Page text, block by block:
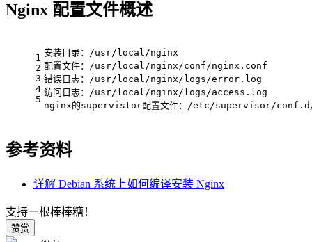
Nginx 配置文件概述
1
2
3
4
5
安装目录：/usr/local/nginx
配置文件：/usr/local/nginx/conf/nginx.conf
错误日志：/usr/local/nginx/logs/error.log
访问日志：/usr/local/nginx/logs/access.log
nginx的supervistor配置文件：/etc/supervisor/
参考资料
详解 Debian 系统上如何编译安装 Nginx
支持一根棒棒糖！
赞赏